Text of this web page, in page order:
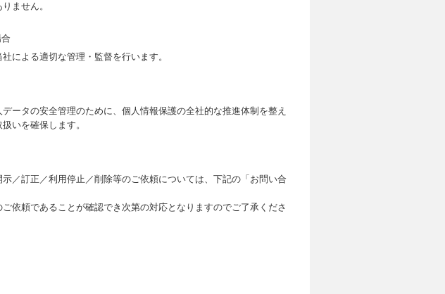
ません。
による適切な管理・監督を行います。
ータの安全管理のために、個人情報保護の全社的な推進体制を整え
いを確保します。
／訂正／利用停止／削除等のご依頼については、下記の「お問い合
依頼であることが確認でき次第の対応となりますのでご了承くださ